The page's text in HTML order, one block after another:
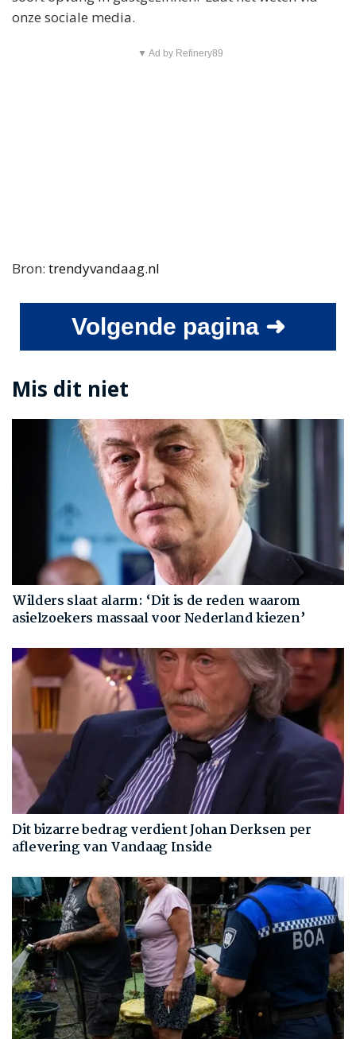
onze sociale media.
▼ Ad by Refinery89
Bron: trendyvandaag.nl
Volgende pagina ➜
Mis dit niet
Wilders slaat alarm: ‘Dit is de reden waarom
asielzoekers massaal voor Nederland kiezen’
Dit bizarre bedrag verdient Johan Derksen per
aflevering van Vandaag Inside